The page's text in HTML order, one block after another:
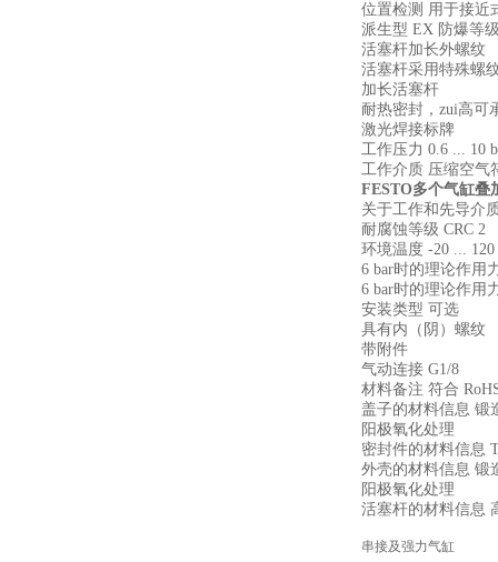
位置检测 用于接近
派生型 EX 防爆等
活塞杆加长外螺纹
活塞杆采用特殊螺
加长活塞杆
耐热密封，zui高可
激光焊接标牌
工作压力 0.6 ... 10
工作介质 压缩空气
FESTO多个气缸叠
关于工作和先导介
耐腐蚀等级 CRC 2
环境温度 -20 ... 120
6 bar时的理论作用
6 bar时的理论作用
安装类型 可选
具有内（阴）螺纹
带附件
气动连接 G1/8
材料备注 符合
盖子的材料信息 锻
阳极氧化处理
密封件的材料信息
外壳的材料信息 锻
阳极氧化处理
活塞杆的材料信息
串接及强力气缸